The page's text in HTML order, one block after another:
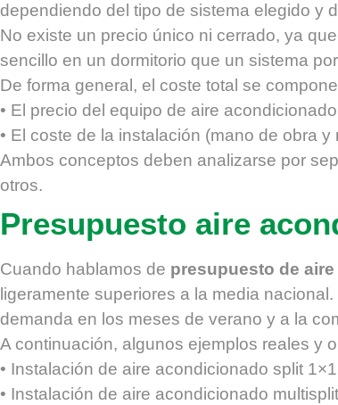
dependiendo del tipo de sistema elegido y
No existe un precio único ni cerrado, ya
sencillo en un dormitorio que un sistema
De forma general, el coste total se
• El precio del equipo de aire acondicionado
• El coste de la instalación (mano de obra y
Ambos conceptos deben analizarse por
otros.
Presupuesto aire
Cuando hablamos de presupuesto de
ligeramente superiores a la media
demanda en los meses de verano y a la
A continuación, algunos ejemplos reales y
• Instalación de aire acondicionado split
• Instalación de aire acondicionado